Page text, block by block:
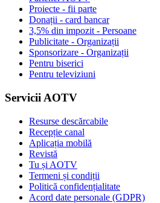
Proiecte - fii parte
Donații - card bancar
3,5% din impozit - Persoane
Publicitate - Organizații
Sponsorizare - Organizații
Pentru biserici
Pentru televiziuni
Servicii AOTV
Resurse descărcabile
Recepție canal
Aplicația mobilă
Revistă
Tu și AOTV
Termeni și condiții
Politică confidențialitate
Acord date personale (GDPR)